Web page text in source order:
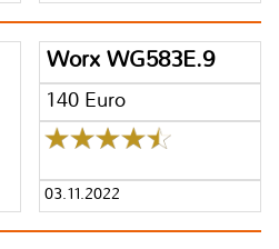
Worx WG583E.9
140 Euro
03.11.2022